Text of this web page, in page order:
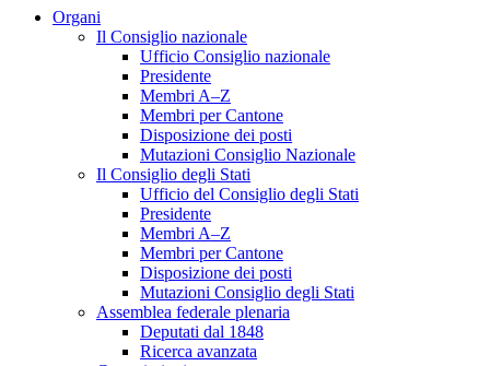
Organi
Il Consiglio nazionale
Ufficio Consiglio nazionale
Presidente
Membri A–Z
Membri per Cantone
Disposizione dei posti
Mutazioni Consiglio Nazionale
Il Consiglio degli Stati
Ufficio del Consiglio degli Stati
Presidente
Membri A–Z
Membri per Cantone
Disposizione dei posti
Mutazioni Consiglio degli Stati
Assemblea federale plenaria
Deputati dal 1848
Ricerca avanzata